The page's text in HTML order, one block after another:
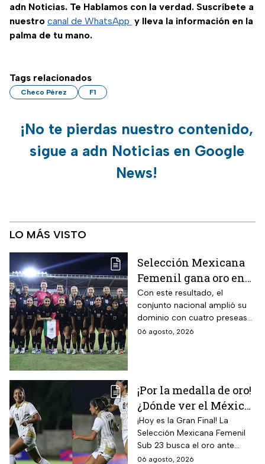
adn Noticias. Te Hablamos con la verdad. Suscríbete a
nuestro canal de WhatsApp y lleva la información en la
palma de tu mano.
Tags relacionados
Checo Pérez F1
¡No te pierdas nuestro contenido,
sigue a adn Noticias en Google
News!
LO MÁS VISTO
Selección Mexicana
Femenil gana oro en
Juegos
Centroamericanos; el
camino de México a la
gloria
Con este resultado, el
conjunto nacional amplió su
dominio con cuatro preseas
doradas de forma
06 agosto, 2026
¡Por la medalla de oro!
¿Dónde ver el México
vs Colombia Femenil?
Así puedes seguir la
Gran Final EN VIVO
¡Hoy es la Gran Final! La
Selección Mexicana Femenil
Sub 23 busca el oro ante
Colombia en los Juegos
06 agosto, 2026